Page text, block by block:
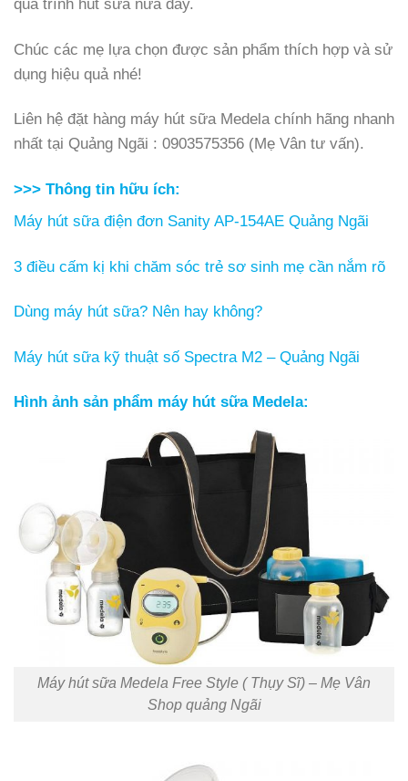
quá trình hút sữa nữa đấy.
Chúc các mẹ lựa chọn được sản phẩm thích hợp và sử
dụng hiệu quả nhé!
Liên hệ đặt hàng máy hút sữa Medela chính hãng nhanh
nhất tại Quảng Ngãi : 0903575356 (Mẹ Vân tư vấn).
>>> Thông tin hữu ích:
Máy hút sữa điện đơn Sanity AP-154AE Quảng Ngãi
3 điều cấm kị khi chăm sóc trẻ sơ sinh mẹ cần nắm rõ
Dùng máy hút sữa? Nên hay không?
Máy hút sữa kỹ thuật số Spectra M2 – Quảng Ngãi
Hình ảnh sản phẩm máy hút sữa Medela:
Máy hút sữa Medela Free Style ( Thụy Sĩ) – Mẹ Vân
Shop quảng Ngãi